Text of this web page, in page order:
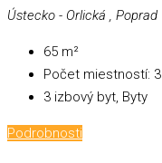
Ústecko - Orlická , Poprad
65 m²
Počet miestností: 3
3 izbový byt, Byty
Podrobnosti